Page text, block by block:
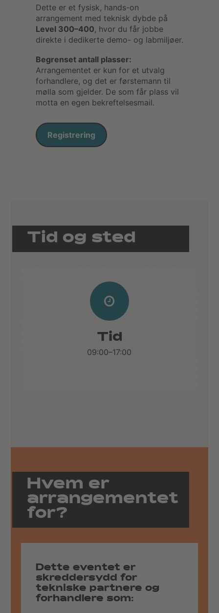
Dette er et fysisk, hands-on
arrangement med teknisk dybde på
Level 300–400, hvor du får jobbe
direkte i dedikerte demo- og labmiljøer.
Begrenset antall plasser:
Arrangementet er kun for et utvalg
forhandlere, og det er førstemann til
mølla som gjelder. De som får plass vil
motta en egen bekreftelsesmail.
Registrering
Tid og sted
Tid
09:00–17:00
Hvem er
arrangementet
for?
Dette eventet er
skreddersydd for
tekniske partnere og
forhandlere som: